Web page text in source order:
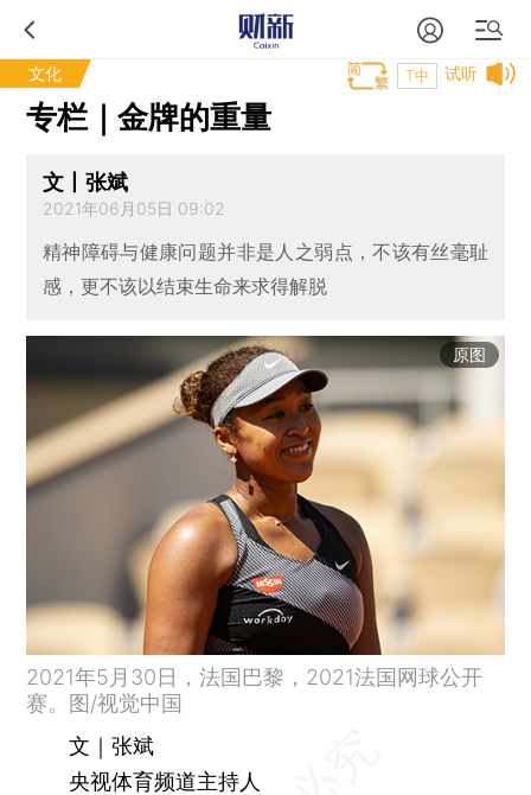
文化 试听
T中
专栏｜金牌的重量
文丨张斌
2021年06月05日 09:02
精神障碍与健康问题并非是人之弱点，不该有丝毫耻
感，更不该以结束生命来求得解脱
原图
2021年5月30日，法国巴黎，2021法国网球公开
赛。图/视觉中国
文｜张斌
央视体育频道主持人